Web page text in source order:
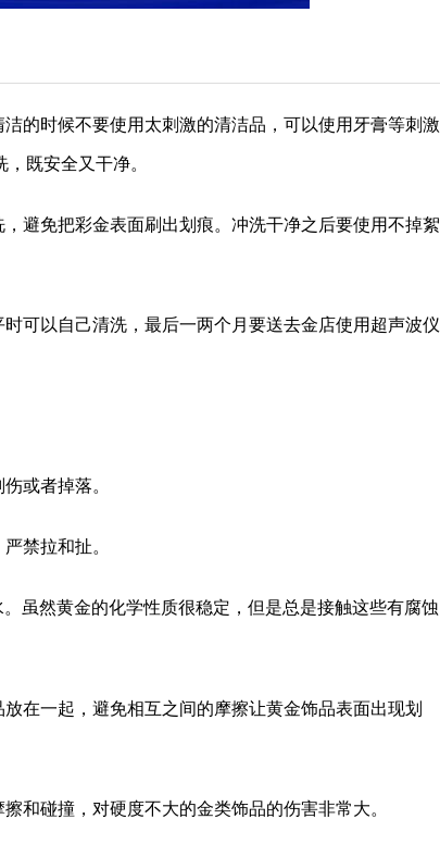
的时候不要使用太刺激的清洁品，可以使用牙膏等刺激
既安全又干净。
避免把彩金表面刷出划痕。冲洗干净之后要使用不掉絮
可以自己清洗，最后一两个月要送去金店使用超声波仪
或者掉落。
禁拉和扯。
虽然黄金的化学性质很稳定，但是总是接触这些有腐蚀
在一起，避免相互之间的摩擦让黄金饰品表面出现划
和碰撞，对硬度不大的金类饰品的伤害非常大。